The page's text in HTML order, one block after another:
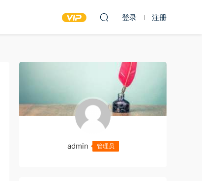
登录 注册
admin 管理员